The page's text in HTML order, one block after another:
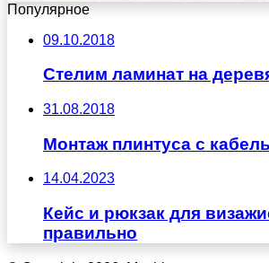
Популярное
09.10.2018
Стелим ламинат на
31.08.2018
Монтаж плинтуса с
14.04.2023
Кейс и рюкзак для
правильно